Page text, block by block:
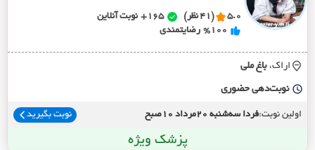
5.0 (41 نظر) 165+
نوبت آنلاین
%100 رضایتمندی
اراک، باغ ملي
نوبت‌دهی حضوری
اولین نوبت:فردا سه‌شنبه 20مرداد 10صبح نوبت بگیرید
پزشک ویژه